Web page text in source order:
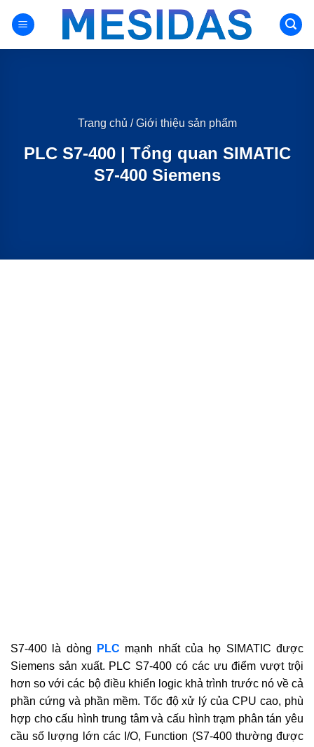
đến
Trang chủ /Giới thiệu sản phẩm
PLC S7-400 | Tổng quan SIMATIC
S7-400 Siemens
S7-400 là dòng PLC mạnh nhất của họ SIMATIC được
Siemens sản xuất. PLC S7-400 có các ưu điểm vượt trội
hơn so với các bộ điều khiển logic khả trình trước nó về cả
phần cứng và phần mềm. Tốc độ xử lý của CPU cao, phù
hợp cho cấu hình trung tâm và cấu hình trạm phân tán yêu
cầu số lượng lớn các I/O, Function (S7-400 thường được